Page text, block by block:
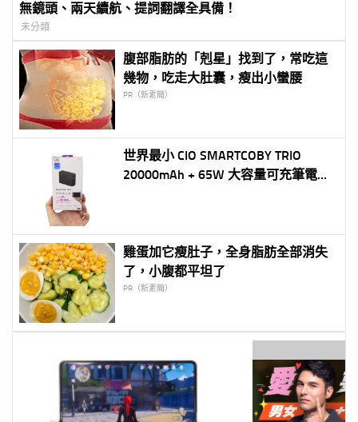
無鏡頭、兩天續航、提詞翻譯全具備！
未分類
腹部脂肪的「剋星」找到了，常吃這
幾物，吃走大肚囊，瘦出小蠻腰
PR（新素簡）
世界最小 CIO SMARTCOBY TRIO
20000mAh + 65W 大容量可充筆電行
雞蛋加它瘦肚子，全身脂肪全部消失
了，小腹都平坦了
PR（新素簡）